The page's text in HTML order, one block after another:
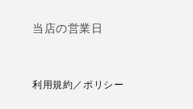
当店の営業日
利用規約／ポリシー